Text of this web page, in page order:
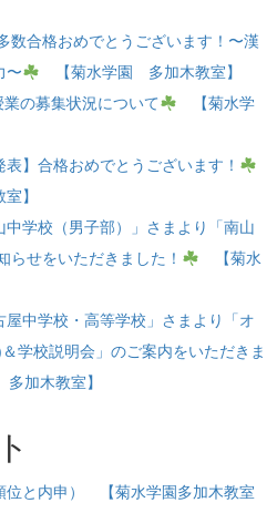
数合格おめでとうございます！〜漢
〜
【菊水学園 多加木教室】
業の募集状況について
【菊水学
表】合格おめでとうございます！
】
中学校（男子部）」さまより「南山
らせをいただきました！
【菊水
屋中学校・高等学校」さまより「オ
学校説明会」のご案内をいただきま
加木教室】
と内申） 【菊水学園多加木教室